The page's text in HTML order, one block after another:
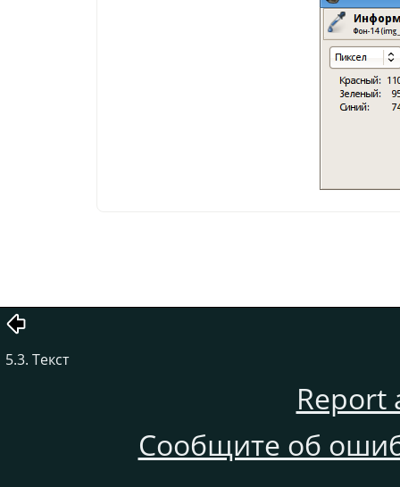
5.3. Текст
Report
Сообщите об